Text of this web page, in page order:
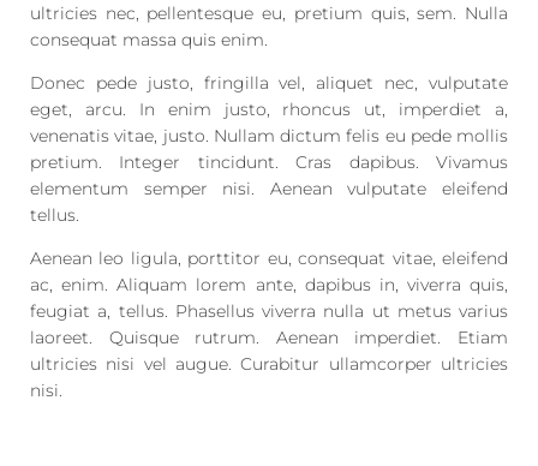
ultricies nec, pellentesque eu, pretium quis, sem. Nulla
consequat massa quis enim.
Donec pede justo, fringilla vel, aliquet nec, vulputate
eget, arcu. In enim justo, rhoncus ut, imperdiet a,
venenatis vitae, justo. Nullam dictum felis eu pede mollis
pretium. Integer tincidunt. Cras dapibus. Vivamus
elementum semper nisi. Aenean vulputate eleifend
tellus.
Aenean leo ligula, porttitor eu, consequat vitae, eleifend
ac, enim. Aliquam lorem ante, dapibus in, viverra quis,
feugiat a, tellus. Phasellus viverra nulla ut metus varius
laoreet. Quisque rutrum. Aenean imperdiet. Etiam
ultricies nisi vel augue. Curabitur ullamcorper ultricies
nisi.